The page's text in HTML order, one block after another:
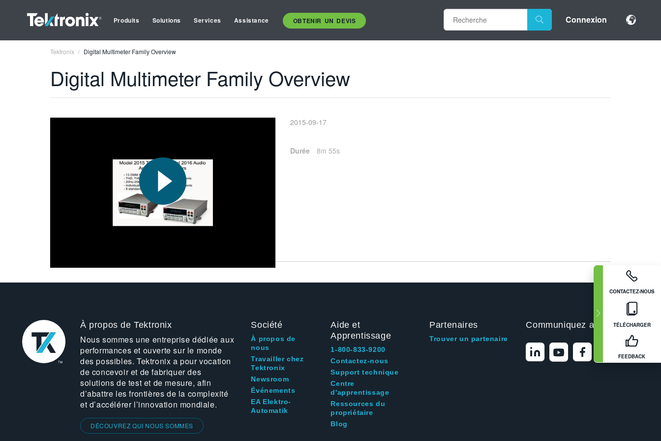
Produits Solutions Services Assistance OBTENIR UN DEVIS Connexion
CONTACTEZ-NOUS
TÉLÉCHARGER
FEEDBACK
Tektronix Digital Multimeter Family Overview
Digital Multimeter Family Overview
2015-09-17
Durée 8m 55s
À propos de Tektronix
Nous sommes une entreprise dédiée aux
performances et ouverte sur le monde
des possibles. Tektronix a pour vocation
de concevoir et de fabriquer des
solutions de test et de mesure, afin
d’abattre les frontières de la complexité
et d’accélérer l’innovation mondiale.
DÉCOUVREZ QUI NOUS SOMMES
Société
À propos de
nous
Travailler chez
Tektronix
Newsroom
Événements
EA Elektro-
Automatik
Aide et
Apprentissage
1-800-833-9200
Contactez-nous
Support technique
Centre
d'apprentissage
Ressources du
propriétaire
Blog
Partenaires
Trouver un partenaire
Communiquez avec nous